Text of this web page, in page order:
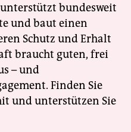
bundesweit
und baut einen
Schutz und Erhalt
braucht guten, frei
– und
Finden Sie
und unterstützen Sie